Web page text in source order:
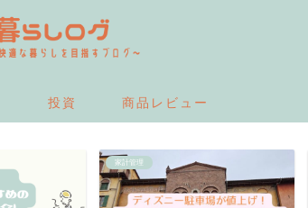
投資 商品レビュー
家計管理